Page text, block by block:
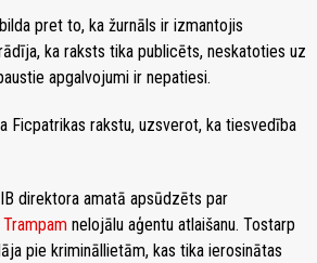
pret to, ka žurnāls ir izmantojis
ka raksts tika publicēts, neskatoties uz
apgalvojumi ir nepatiesi.
Ficpatrikas rakstu, uzsverot, ka tiesvedība
direktora amatā apsūdzēts par
nelojālu aģentu atlaišanu. Tostarp
pie krimināllietām, kas tika ierosinātas